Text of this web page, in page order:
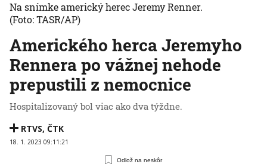
Amerického herca Jeremyho
Rennera po vážnej nehode
prepustili z nemocnice
Hospitalizovaný bol viac ako dva týždne.
RTVS, ČTK
18. 1. 2023 09:11:21
Odlož na neskôr
Na snímke americký herec Jeremy Renner.
(Foto: TASR/AP)